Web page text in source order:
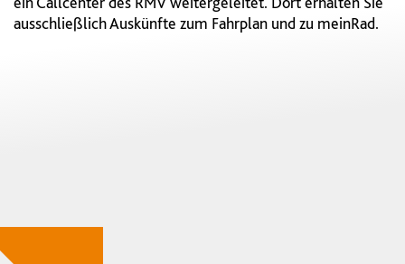
ausschließlich Auskünfte zum Fahrplan und zu meinRad.